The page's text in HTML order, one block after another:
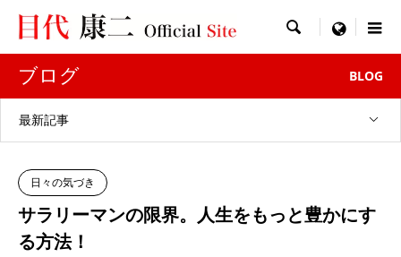
 menu
ブログ BLOG
最新記事
日々の気づき
サラリーマンの限界。人生をもっと豊かにす
る方法！